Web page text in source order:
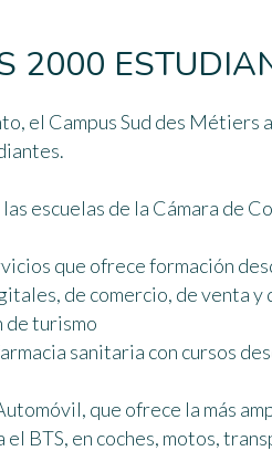
2000
el Campus Sud des Métiers
las escuelas de la Cámara de
que ofrece formación
de comercio, de venta
de turismo
sanitaria con cursos
que ofrece la más
el BTS, en coches, motos,